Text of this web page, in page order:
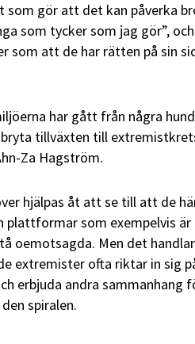
gör att det kan påverka
som tycker som jag gör”,
som att de har rätten på sin
har gått från några
tillväxten till
Za Hagström.
hjälpas åt att se till att de
plattformar som exempelvis
oemotsagda. Men det
extremister ofta riktar in sig
erbjuda andra sammanhang
spiralen.